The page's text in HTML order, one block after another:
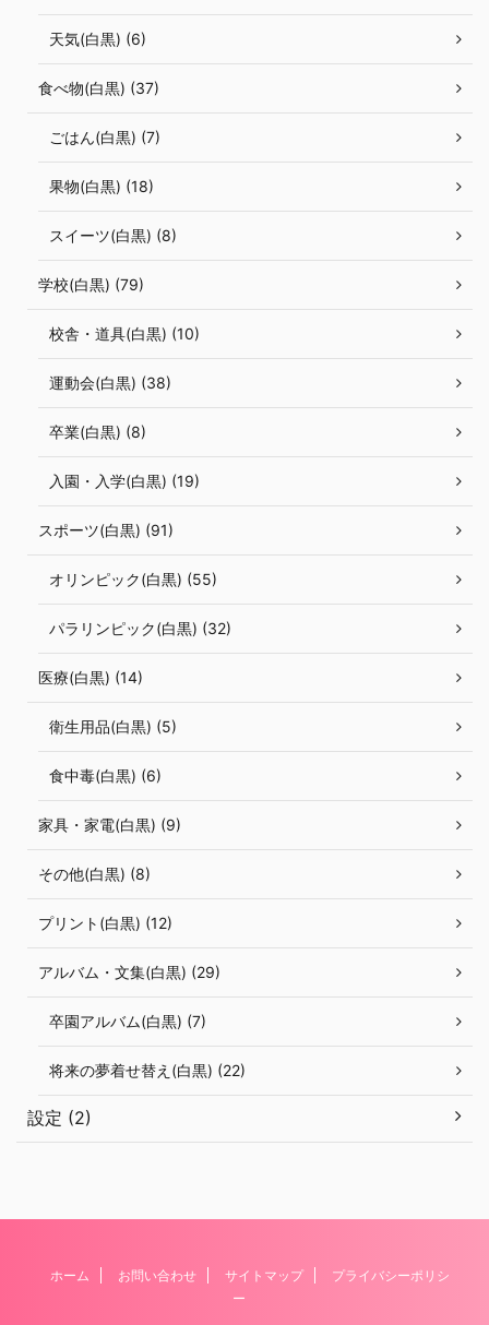
天気(白黒) (6)
食べ物(白黒) (37)
ごはん(白黒) (7)
果物(白黒) (18)
スイーツ(白黒) (8)
学校(白黒) (79)
校舎・道具(白黒) (10)
運動会(白黒) (38)
卒業(白黒) (8)
入園・入学(白黒) (19)
スポーツ(白黒) (91)
オリンピック(白黒) (55)
パラリンピック(白黒) (32)
医療(白黒) (14)
衛生用品(白黒) (5)
食中毒(白黒) (6)
家具・家電(白黒) (9)
その他(白黒) (8)
プリント(白黒) (12)
アルバム・文集(白黒) (29)
卒園アルバム(白黒) (7)
将来の夢着せ替え(白黒) (22)
設定 (2)
ホーム お問い合わせ サイトマップ
プライバシーポリシ
ー